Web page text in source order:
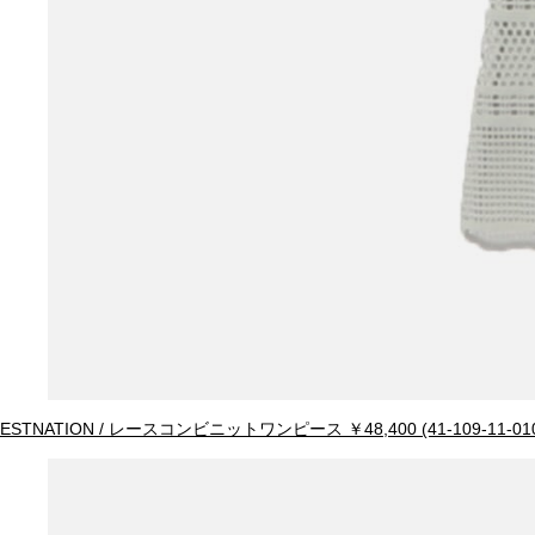
ESTNATION / レースコンビニットワンピース ￥48,400 (41-109-11-